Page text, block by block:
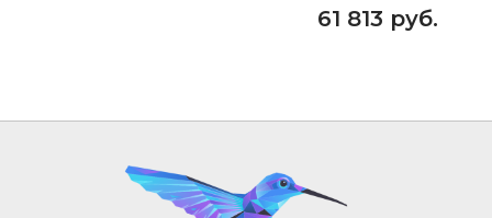
61 813 руб.